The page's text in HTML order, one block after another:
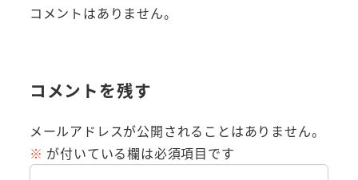
コメントはありません。
コメントを残す
メールアドレスが公開されることはありません。
※ が付いている欄は必須項目です